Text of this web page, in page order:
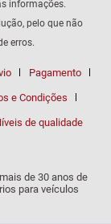
informações.
pelo que não
erros.
Pagamento
e Condições
de qualidade
de 30 anos de
para veículos